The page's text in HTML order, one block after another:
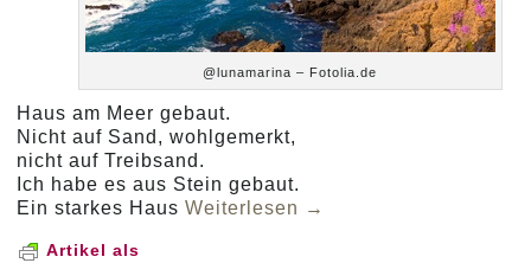
@lunamarina – Fotolia.de
Haus am Meer gebaut.
Nicht auf Sand, wohlgemerkt,
nicht auf Treibsand.
Ich habe es aus Stein gebaut.
Ein starkes HausWeiterlesen →
Artikel als